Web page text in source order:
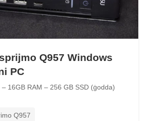
Q957 Windows
PC
16GB RAM – 256 GB SSD (ġodda)
Q957